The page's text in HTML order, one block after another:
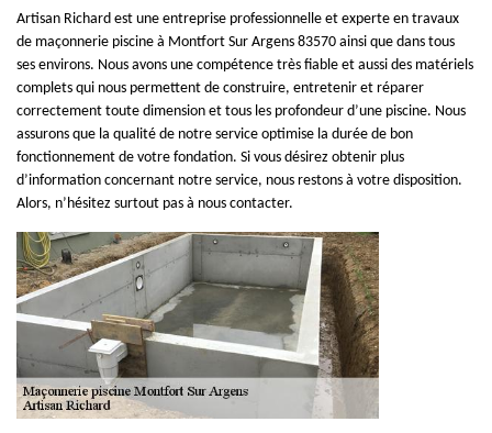
Artisan Richard est une entreprise professionnelle et experte en travaux
de maçonnerie piscine à Montfort Sur Argens 83570 ainsi que dans tous
ses environs. Nous avons une compétence très fiable et aussi des matériels
complets qui nous permettent de construire, entretenir et réparer
correctement toute dimension et tous les profondeur d’une piscine. Nous
assurons que la qualité de notre service optimise la durée de bon
fonctionnement de votre fondation. Si vous désirez obtenir plus
d’information concernant notre service, nous restons à votre disposition.
Alors, n’hésitez surtout pas à nous contacter.